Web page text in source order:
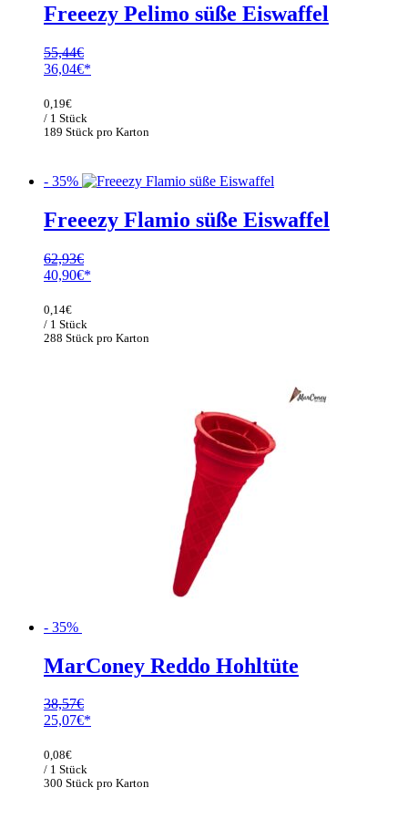
Freeezy Pelimo süße Eiswaffel
55,44€
Ursprünglicher
war:
55,44€
36,04€
189 Stück pro Karton
0,19€
/ 1 Stück
- 35%
Freeezy Flamio süße Eiswaffel
62,93€
Ursprünglicher
war:
62,93€
40,90€
288 Stück pro Karton
0,14€
/ 1 Stück
- 35%
MarConey Reddo Hohltüte
38,57€
Ursprünglicher
war:
38,57€
25,07€
300 Stück pro Karton
0,08€
/ 1 Stück